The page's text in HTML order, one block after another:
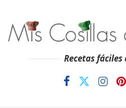
Recetas fáciles